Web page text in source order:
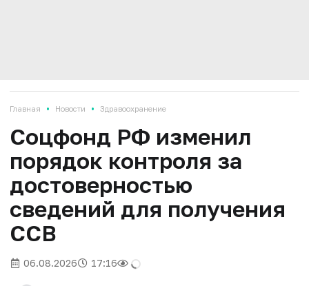
Главная • Новости • Здравоохранение
Соцфонд РФ изменил
порядок контроля за
достоверностью
сведений для получения
ССВ
06.08.2026 17:16